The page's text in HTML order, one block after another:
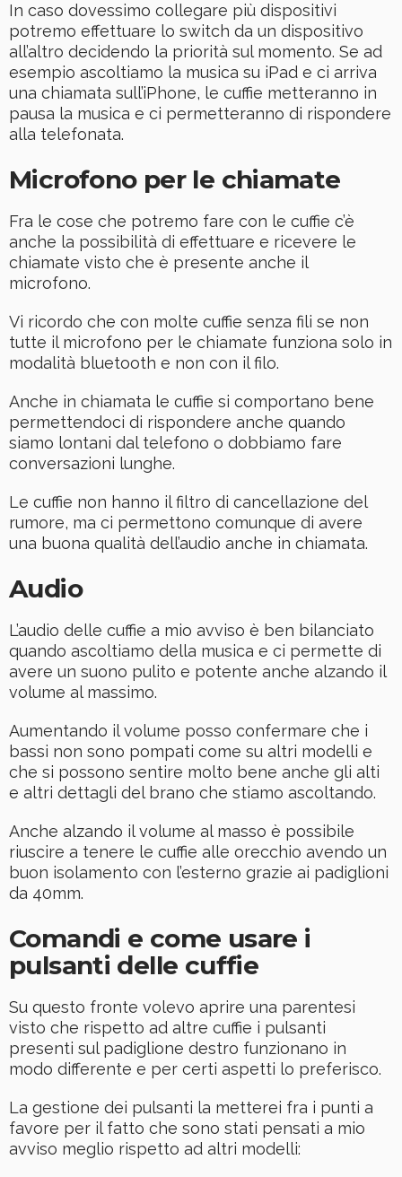
In caso dovessimo collegare più dispositivi
potremo effettuare lo switch da un dispositivo
all’altro decidendo la priorità sul momento. Se ad
esempio ascoltiamo la musica su iPad e ci arriva
una chiamata sull’iPhone, le cuffie metteranno in
pausa la musica e ci permetteranno di rispondere
alla telefonata.
Microfono per le chiamate
Fra le cose che potremo fare con le cuffie c’è
anche la possibilità di effettuare e ricevere le
chiamate visto che è presente anche il
microfono.
Vi ricordo che con molte cuffie senza fili se non
tutte il microfono per le chiamate funziona solo in
modalità bluetooth e non con il filo.
Anche in chiamata le cuffie si comportano bene
permettendoci di rispondere anche quando
siamo lontani dal telefono o dobbiamo fare
conversazioni lunghe.
Le cuffie non hanno il filtro di cancellazione del
rumore, ma ci permettono comunque di avere
una buona qualità dell’audio anche in chiamata.
Audio
L’audio delle cuffie a mio avviso è ben bilanciato
quando ascoltiamo della musica e ci permette di
avere un suono pulito e potente anche alzando il
volume al massimo.
Aumentando il volume posso confermare che i
bassi non sono pompati come su altri modelli e
che si possono sentire molto bene anche gli alti
e altri dettagli del brano che stiamo ascoltando.
Anche alzando il volume al masso è possibile
riuscire a tenere le cuffie alle orecchio avendo un
buon isolamento con l’esterno grazie ai padiglioni
da 40mm.
Comandi e come usare i
pulsanti delle cuffie
Su questo fronte volevo aprire una parentesi
visto che rispetto ad altre cuffie i pulsanti
presenti sul padiglione destro funzionano in
modo differente e per certi aspetti lo preferisco.
La gestione dei pulsanti la metterei fra i punti a
favore per il fatto che sono stati pensati a mio
avviso meglio rispetto ad altri modelli: